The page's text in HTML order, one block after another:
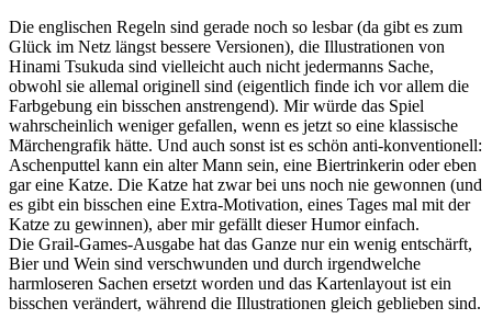
Die englischen Regeln sind gerade noch so lesbar (da gibt es zum
Glück im Netz längst bessere Versionen), die Illustrationen von
Hinami Tsukuda sind vielleicht auch nicht jedermanns Sache,
obwohl sie allemal originell sind (eigentlich finde ich vor allem die
Farbgebung ein bisschen anstrengend). Mir würde das Spiel
wahrscheinlich weniger gefallen, wenn es jetzt so eine klassische
Märchengrafik hätte. Und auch sonst ist es schön anti-konventionell:
Aschenputtel kann ein alter Mann sein, eine Biertrinkerin oder eben
gar eine Katze. Die Katze hat zwar bei uns noch nie gewonnen (und
es gibt ein bisschen eine Extra-Motivation, eines Tages mal mit der
Katze zu gewinnen), aber mir gefällt dieser Humor einfach.
Die Grail-Games-Ausgabe hat das Ganze nur ein wenig entschärft,
Bier und Wein sind verschwunden und durch irgendwelche
harmloseren Sachen ersetzt worden und das Kartenlayout ist ein
bisschen verändert, während die Illustrationen gleich geblieben sind.